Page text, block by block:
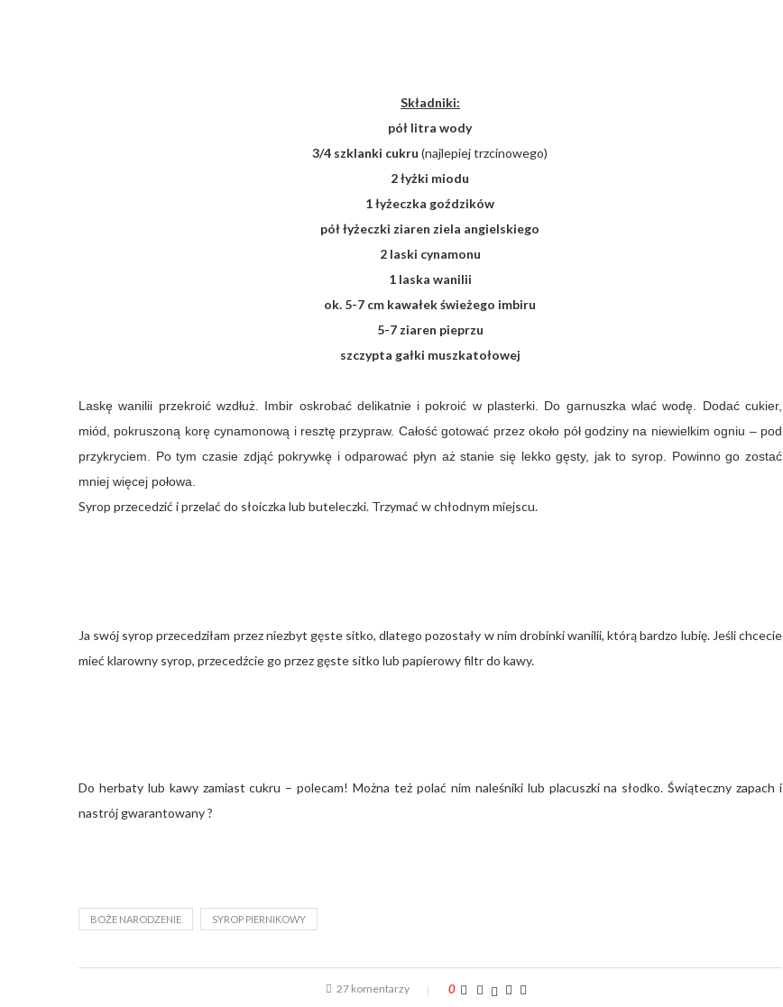
Składniki:
pół litra wody
3/4 szklanki cukru (najlepiej trzcinowego)
2 łyżki miodu
1 łyżeczka goździków
pół łyżeczki ziaren ziela angielskiego
2 laski cynamonu
1 laska wanilii
ok. 5-7 cm kawałek świeżego imbiru
5-7 ziaren pieprzu
szczypta gałki muszkatołowej
Laskę wanilii przekroić wzdłuż. Imbir oskrobaćdelikatnie i pokroić w plasterki. Do garnuszka wlać wodę. Dodać cukier,
miód, pokruszoną korę cynamonową i resztę przypraw. Całość gotować przez około pół godziny na niewielkim ogniu – pod
przykryciem. Po tym czasie zdjąć pokrywkę i odparować płyn aż stanie się lekko gęsty, jak to syrop. Powinno go zostać
mniej więcej połowa.
Syrop przecedzić i przelać do słoiczka lub buteleczki. Trzymać w chłodnym miejscu.
Ja swój syrop przecedziłam przez niezbyt gęste sitko, dlatego pozostały w nim drobinki wanilii, którą bardzo lubię. Jeśli chcecie
mieć klarowny syrop, przecedźcie go przez gęste sitko lub papierowy filtr do kawy.
Do herbaty lub kawy zamiast cukru – polecam! Można też polać nim naleśniki lub placuszki na słodko. Świąteczny zapach i
nastrój gwarantowany ?
BOŻE NARODZENIE SYROP PIERNIKOWY
27 komentarzy 0